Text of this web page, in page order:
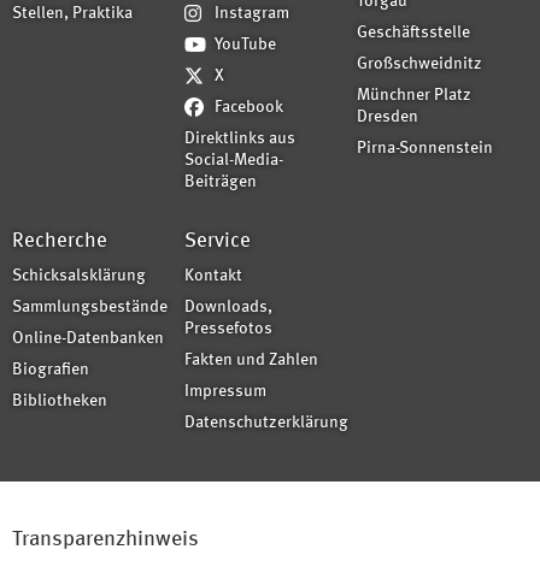
Stellen, Praktika
Instagram
YouTube
X
Facebook
Direktlinks aus
Social-Media-
Beiträgen
Geschäftsstelle
Großschweidnitz
Münchner Platz
Dresden
Pirna-Sonnenstein
Recherche
Schicksalsklärung
Sammlungsbestände
Online-Datenbanken
Biografien
Bibliotheken
Service
Kontakt
Downloads,
Pressefotos
Fakten und Zahlen
Impressum
Datenschutzerklärung
Transparenzhinweis